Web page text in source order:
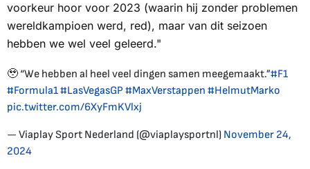
voorkeur hoor voor 2023 (waarin hij zonder problemen
wereldkampioen werd, red), maar van dit seizoen
hebben we wel veel geleerd."
🥹 “We hebben al heel veel dingen samen meegemaakt.”#F1
#Formula1#LasVegasGP #MaxVerstappen #HelmutMarko
pic.twitter.com/6XyFmKVlxj
— Viaplay Sport Nederland (@viaplaysportnl) November 24,
2024